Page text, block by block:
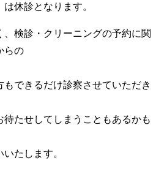
休診となります。
検診・クリーニングの予約に関
らの
できるだけ診察させていただき
たせしてしまうこともあるかも
たします。